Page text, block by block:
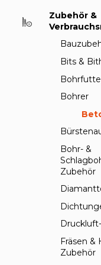
Zubehör &
Bits &
Bohrer
Bohr- &
Zubehör
Fräsen &
Zubehör